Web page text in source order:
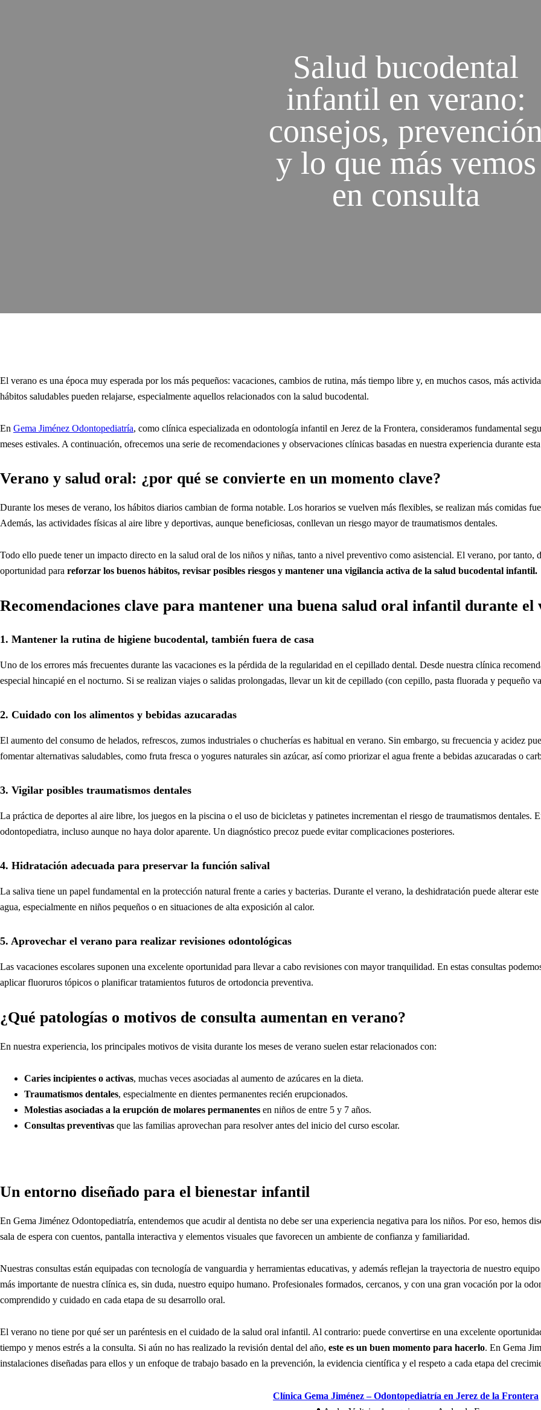
Salud bucodental
infantil en verano:
consejos,
y lo que más vemos
en consulta
El verano es una época muy esperada por los más pequeños: vacaciones, cambios de rutina, más tiempo libre y, en muchos casos, más
hábitos saludables pueden relajarse, especialmente aquellos relacionados con la salud bucodental.
En Gema Jiménez Odontopediatría, como clínica especializada en odontología infantil en Jerez de la Frontera, consideramos fundamental
meses estivales. A continuación, ofrecemos una serie de recomendaciones y observaciones clínicas basadas en nuestra experiencia durante
Verano y salud oral: ¿por qué se convierte en un momento clave?
Durante los meses de verano, los hábitos diarios cambian de forma notable. Los horarios se vuelven más flexibles, se realizan más comidas
Además, las actividades físicas al aire libre y deportivas, aunque beneficiosas, conllevan un riesgo mayor de traumatismos dentales.
Todo ello puede tener un impacto directo en la salud oral de los niños y niñas, tanto a nivel preventivo como asistencial. El verano, por tanto,
oportunidad para reforzar los buenos hábitos, revisar posibles riesgos y mantener una vigilancia activa de la salud bucodental infantil.
Recomendaciones clave para mantener una buena salud oral infantil durante el
1. Mantener la rutina de higiene bucodental, también fuera de casa
Uno de los errores más frecuentes durante las vacaciones es la pérdida de la regularidad en el cepillado dental. Desde nuestra clínica
especial hincapié en el nocturno. Si se realizan viajes o salidas prolongadas, llevar un kit de cepillado (con cepillo, pasta fluorada y pequeño
2. Cuidado con los alimentos y bebidas azucaradas
El aumento del consumo de helados, refrescos, zumos industriales o chucherías es habitual en verano. Sin embargo, su frecuencia y acidez
fomentar alternativas saludables, como fruta fresca o yogures naturales sin azúcar, así como priorizar el agua frente a bebidas azucaradas o
3. Vigilar posibles traumatismos dentales
La práctica de deportes al aire libre, los juegos en la piscina o el uso de bicicletas y patinetes incrementan el riesgo de traumatismos dentales.
odontopediatra, incluso aunque no haya dolor aparente. Un diagnóstico precoz puede evitar complicaciones posteriores.
4. Hidratación adecuada para preservar la función salival
La saliva tiene un papel fundamental en la protección natural frente a caries y bacterias. Durante el verano, la deshidratación puede alterar
agua, especialmente en niños pequeños o en situaciones de alta exposición al calor.
5. Aprovechar el verano para realizar revisiones odontológicas
Las vacaciones escolares suponen una excelente oportunidad para llevar a cabo revisiones con mayor tranquilidad. En estas consultas
aplicar fluoruros tópicos o planificar tratamientos futuros de ortodoncia preventiva.
¿Qué patologías o motivos de consulta aumentan en verano?
En nuestra experiencia, los principales motivos de visita durante los meses de verano suelen estar relacionados con:
Caries incipientes o activas, muchas veces asociadas al aumento de azúcares en la dieta.
Traumatismos dentales, especialmente en dientes permanentes recién erupcionados.
Molestias asociadas a la erupción de molares permanentes en niños de entre 5 y 7 años.
Consultas preventivas que las familias aprovechan para resolver antes del inicio del curso escolar.
Un entorno diseñado para el bienestar infantil
En Gema Jiménez Odontopediatría, entendemos que acudir al dentista no debe ser una experiencia negativa para los niños. Por eso, hemos
sala de espera con cuentos, pantalla interactiva y elementos visuales que favorecen un ambiente de confianza y familiaridad.
Nuestras consultas están equipadas con tecnología de vanguardia y herramientas educativas, y además reflejan la trayectoria de nuestro
más importante de nuestra clínica es, sin duda, nuestro equipo humano. Profesionales formados, cercanos, y con una gran vocación por la
comprendido y cuidado en cada etapa de su desarrollo oral.
El verano no tiene por qué ser un paréntesis en el cuidado de la salud oral infantil. Al contrario: puede convertirse en una excelente
tiempo y menos estrés a la consulta. Si aún no has realizado la revisión dental del año, este es un buen momento para hacerlo. En Gema
instalaciones diseñadas para ellos y un enfoque de trabajo basado en la prevención, la evidencia científica y el respeto a cada etapa del
Clínica Gema Jiménez – Odontopediatría en Jerez de la Frontera